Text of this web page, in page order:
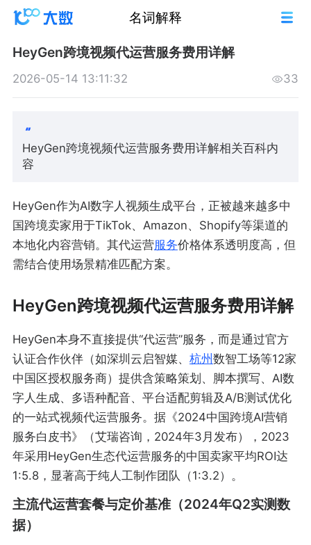
名词解释
HeyGen跨境视频代运营服务费用详解
2026-05-14 13:11:32 33
HeyGen跨境视频代运营服务费用详解相关百科内
容
HeyGen作为AI数字人视频生成平台，正被越来越多中
国跨境卖家用于TikTok、Amazon、Shopify等渠道的
本地化内容营销。其代运营服务价格体系透明度高，但
需结合使用场景精准匹配方案。
HeyGen跨境视频代运营服务费用详解
HeyGen本身不直接提供“代运营”服务，而是通过官方
认证合作伙伴（如深圳云启智媒、 杭州 数智工场等12家
中国区授权服务商）提供含策略策划、脚本撰写、AI数
字人生成、多语种配音、平台适配剪辑及A/B测试优化
的一站式视频代运营服务。据《2024中国跨境AI营销
服务白皮书》（艾瑞咨询，2024年3月发布），2023
年采用HeyGen生态代运营服务的中国卖家平均ROI达
1:5.8，显著高于纯人工制作团队（1:3.2）。
主流代运营套餐与定价基准（2024年Q2实测数
据）